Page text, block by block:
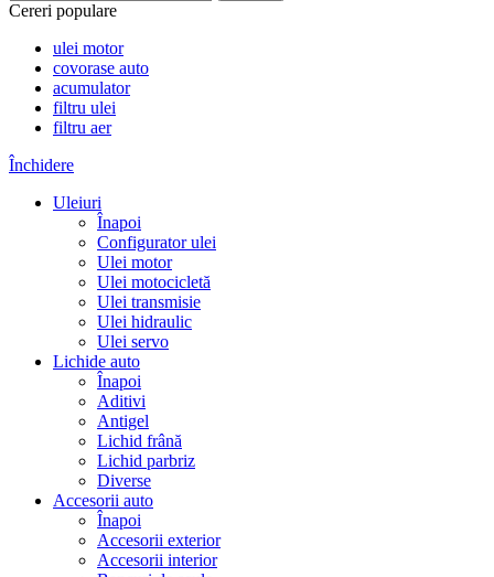
Cereri populare
ulei motor
covorase auto
acumulator
filtru ulei
filtru aer
Închidere
Uleiuri
Înapoi
Configurator ulei
Ulei motor
Ulei motocicletă
Ulei transmisie
Ulei hidraulic
Ulei servo
Lichide auto
Înapoi
Aditivi
Antigel
Lichid frână
Lichid parbriz
Diverse
Accesorii auto
Înapoi
Accesorii exterior
Accesorii interior